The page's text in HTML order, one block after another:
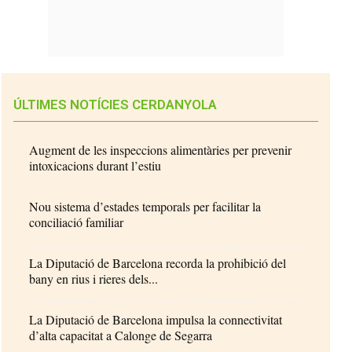
ÚLTIMES NOTÍCIES CERDANYOLA
Augment de les inspeccions alimentàries per prevenir
intoxicacions durant l’estiu
Nou sistema d’estades temporals per facilitar la
conciliació familiar
La Diputació de Barcelona recorda la prohibició del
bany en rius i rieres dels...
La Diputació de Barcelona impulsa la connectivitat
d’alta capacitat a Calonge de Segarra